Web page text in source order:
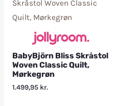
BabyBjörn Bliss Skråstol
Woven Classic Quilt,
Mørkegrøn
1.499,95 kr.